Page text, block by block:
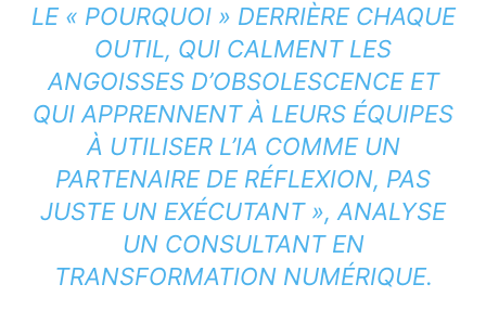
LE « POURQUOI » DERRIÈRE CHAQUE
OUTIL, QUI CALMENT LES
ANGOISSES D’OBSOLESCENCE ET
QUI APPRENNENT À LEURS ÉQUIPES
À UTILISER L’IA COMME UN
PARTENAIRE DE RÉFLEXION, PAS
JUSTE UN EXÉCUTANT », ANALYSE
UN CONSULTANT EN
TRANSFORMATION NUMÉRIQUE.